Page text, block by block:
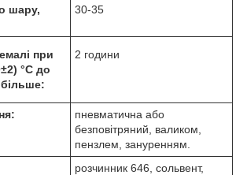
шару,
30-35
при
°С до
2 години
пневматична або
безповітряний, валиком,
пензлем, зануренням.
розчинник 646, сольвент,